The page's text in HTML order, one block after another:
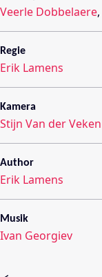
Veerle Dobbelaere,
Regie
Erik Lamens
Kamera
Stijn Van der Veken
Author
Erik Lamens
Musik
Ivan Georgiev